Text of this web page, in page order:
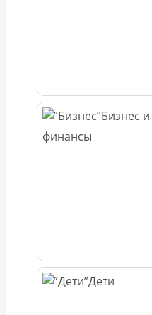
Бизнес и
финансы
Дети